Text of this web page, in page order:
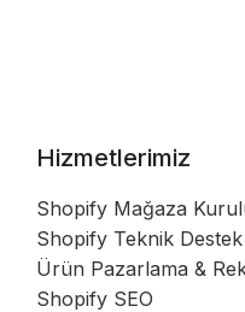
Hizmetlerimiz
Shopify Mağaza
Shopify Teknik Destek
Ürün Pazarlama &
Shopify SEO